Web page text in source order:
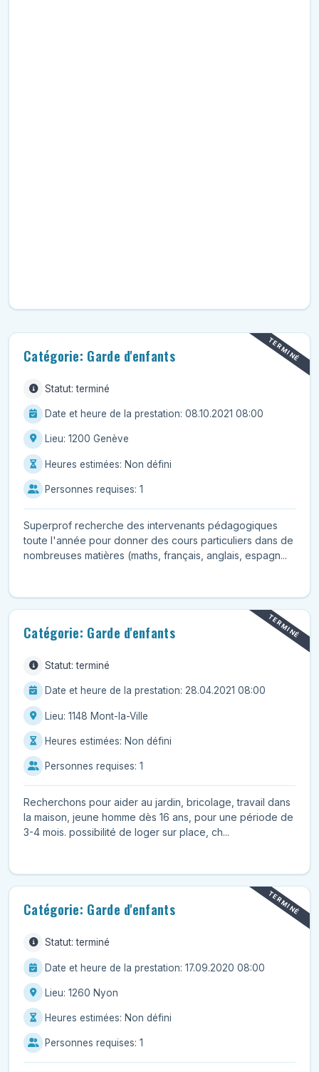
TERMINÉ
Catégorie: Garde d'enfants
Statut: terminé
Date et heure de la prestation: 08.10.2021 08:00
Lieu: 1200 Genève
Heures estimées: Non défini
Personnes requises: 1
Superprof recherche des intervenants pédagogiques
toute l'année pour donner des cours particuliers dans de
nombreuses matières (maths, français, anglais, espagn...
TERMINÉ
Catégorie: Garde d'enfants
Statut: terminé
Date et heure de la prestation: 28.04.2021 08:00
Lieu: 1148 Mont-la-Ville
Heures estimées: Non défini
Personnes requises: 1
Recherchons pour aider au jardin, bricolage, travail dans
la maison, jeune homme dès 16 ans, pour une période de
3-4 mois. possibilité de loger sur place, ch...
TERMINÉ
Catégorie: Garde d'enfants
Statut: terminé
Date et heure de la prestation: 17.09.2020 08:00
Lieu: 1260 Nyon
Heures estimées: Non défini
Personnes requises: 1